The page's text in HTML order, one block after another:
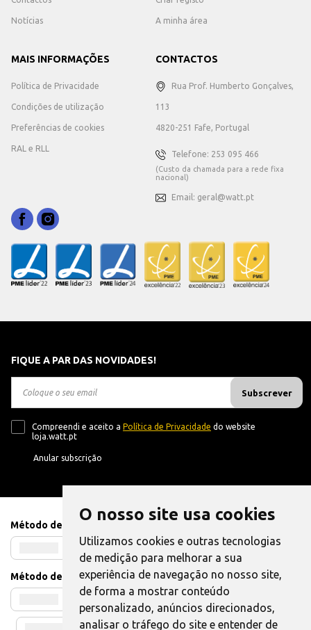
O nosso site usa cookies
Utilizamos cookies e outras tecnologias
de medição para melhorar a sua
experiência de navegação no nosso site,
de forma a mostrar conteúdo
personalizado, anúncios direcionados,
analisar o tráfego do site e entender de
Notícias A minha área
MAIS INFORMAÇÕES
Política de Privacidade
Condições de utilização
Preferências de cookies
RAL e RLL
CONTACTOS
Rua Prof. Humberto Gonçalves,
113
4820-251 Fafe, Portugal
Telefone: 253 095 466
(Custo da chamada para a rede fixa
nacional)
Email: geral@watt.pt
FIQUE A PAR DAS NOVIDADES!
Subscrever
Compreendi e aceito a Política de Privacidade do website
loja.watt.pt
Anular subscrição
Método de Pagamento
Método de Envio